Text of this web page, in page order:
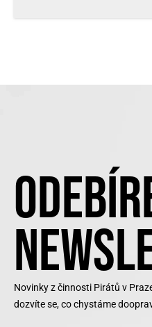
Novinky z činnosti Pirátů v
dozvíte se, co chystáme